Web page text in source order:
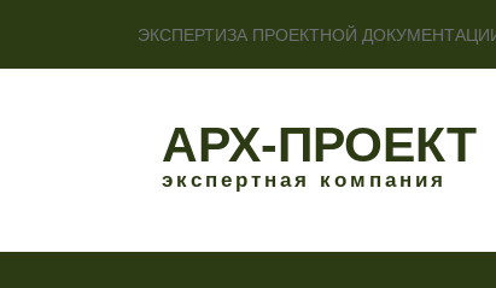
ЭКСПЕРТИЗА ПРОЕКТНОЙ
АРХ-ПРОЕКТ
экспертная компания